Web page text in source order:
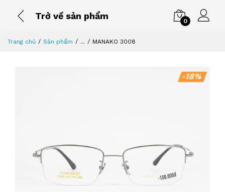
Trở về sản phẩm
0
Trang chủ Sản phẩm ... MANAKO 3008
-18%